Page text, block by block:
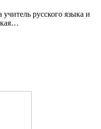
русского языка и